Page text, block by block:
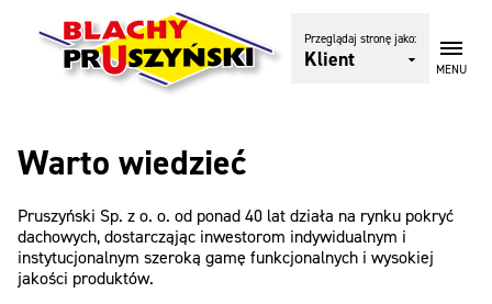
Przeglądaj stronę jako:
Klient MENU
Warto wiedzieć
Pruszyński Sp. z o. o. od ponad 40 lat działa na rynku pokryć
dachowych, dostarcząjąc inwestorom indywidualnym i
instytucjonalnym szeroką gamę funkcjonalnych i wysokiej
jakości produktów.